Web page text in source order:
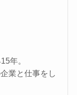
年。
業と仕事をし